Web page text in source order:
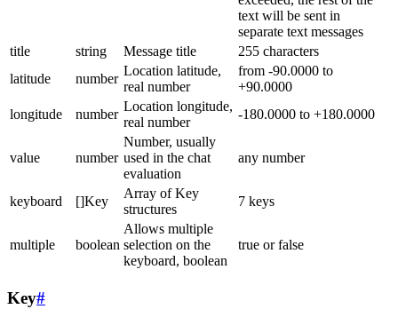
text will be sent in
separate text messages
title
string Message title
255 characters
latitude
number
Location latitude,
real number
from -90.0000 to
+90.0000
longitude
number
Location longitude,
real number
-180.0000 to +180.0000
value number
Number, usually
used in the chat
evaluation
any number
keyboard []Key
Array of Key
structures
7 keys
multiple boolean
Allows multiple
selection on the
keyboard, boolean
true or false
Key#